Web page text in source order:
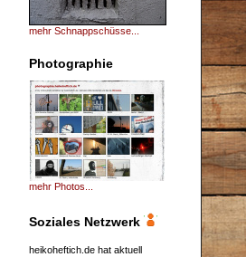
mehr Schnappschüsse...
Photographie
mehr Photos...
Soziales Netzwerk
heikoheftich.de hat aktuell